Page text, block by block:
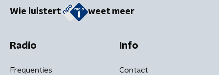
Wie luistert weet meer
Radio
Frequenties
Info
Contact